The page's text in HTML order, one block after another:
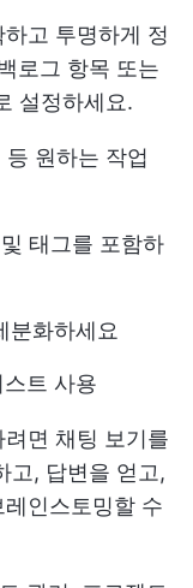
고 투명하게 정
로그 항목 또는
설정하세요.
원하는 작업
태그를 포함하
분화하세요
트 사용
면 채팅 보기를
고, 답변을 얻고,
인스토밍할 수